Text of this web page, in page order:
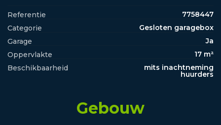
Referentie
7758447
Categorie
Gesloten garagebox
Garage
Ja
Oppervlakte
17 m²
Beschikbaarheid
mits inachtneming
huurders
Gebouw